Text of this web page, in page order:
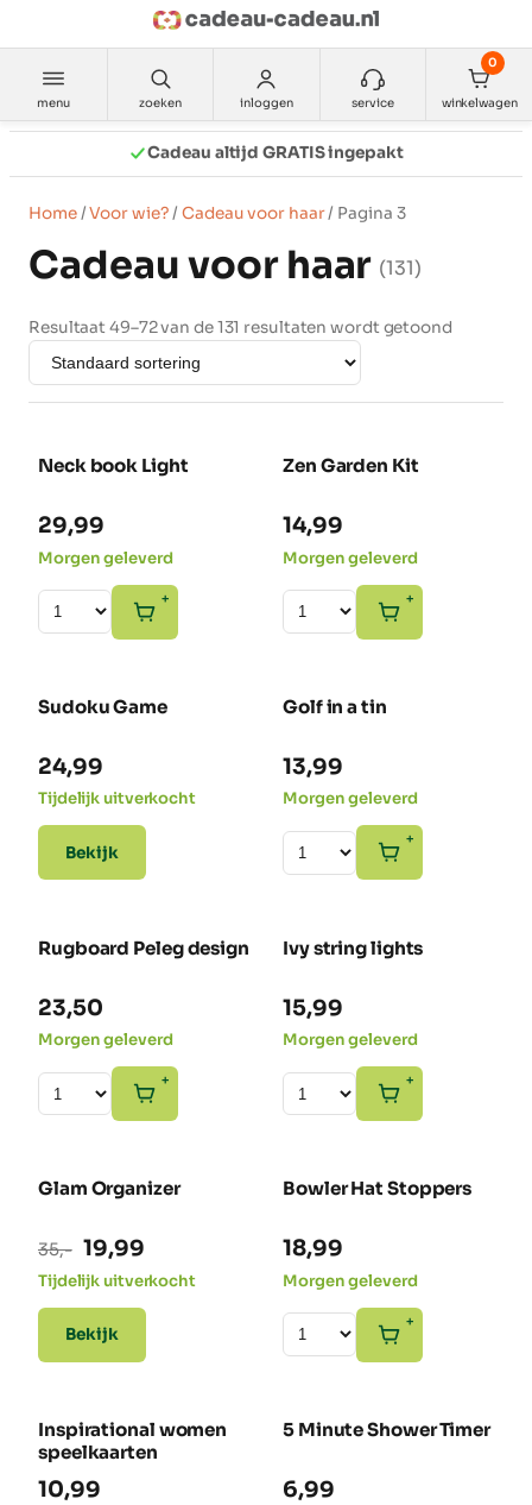
naar
inhoud
menu zoeken inloggen service
0
winkelwagen
Ruilen Mag
Home/Voor wie?/Cadeau voor haar/ Pagina 3
Cadeau voor haar (131)
Resultaat 49–72 van de 131 resultaten wordt getoond
Neck book Light
29,99
Morgen geleverd
+
Zen Garden Kit
14,99
Morgen geleverd
+
Sudoku Game
24,99
Tijdelijk uitverkocht
Bekijk
Golf in a tin
13,99
Morgen geleverd
+
Rugboard Peleg design
23,50
Morgen geleverd
+
Ivy string lights
15,99
Morgen geleverd
+
-43% SALE
Glam Organizer
35,- Oorspronkelijke
prijs
was:
35,-.
19,99Huidige
prijs
is:
19,99.
Tijdelijk uitverkocht
Bekijk
Bowler Hat Stoppers
18,99
Morgen geleverd
+
Inspirational women
speelkaarten
10,99
5 Minute Shower Timer
6,99